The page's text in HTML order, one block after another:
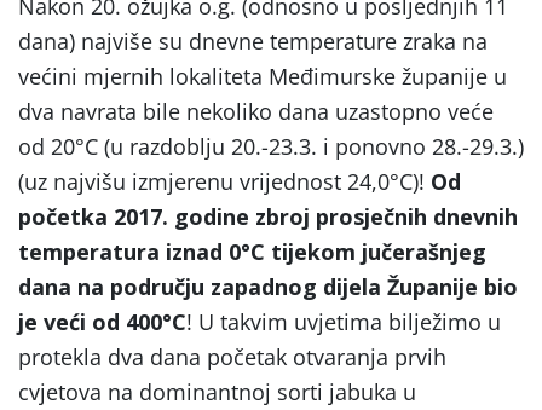
dana) najviše su dnevne temperature zraka na
većini mjernih lokaliteta Međimurske županije u
dva navrata bile nekoliko dana uzastopno veće
od 20°C (u razdoblju 20.-23.3. i ponovno 28.-29.3.)
(uz najvišu izmjerenu vrijednost 24,0°C)! Od
početka 2017. godine zbroj prosječnih dnevnih
temperatura iznad 0°C tijekom jučerašnjeg
dana na području zapadnog dijela Županije bio
je veći od 400°C! U takvim uvjetima bilježimo u
protekla dva dana početak otvaranja prvih
cvjetova na dominantnoj sorti jabuka u